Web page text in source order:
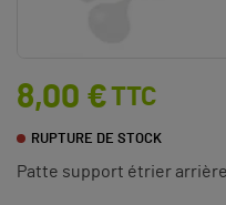
8,00 €TTC
RUPTURE DE STOCK
Patte support étrier